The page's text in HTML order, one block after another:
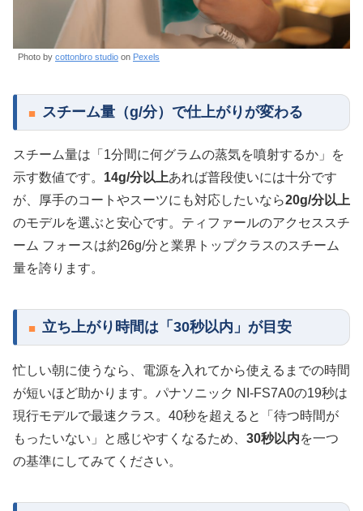
Photo by cottonbro studio on Pexels
スチーム量（g/分）で仕上がりが変わる
スチーム量は「1分間に何グラムの蒸気を噴射するか」を
示す数値です。 14g/分以上あれば普段使いには十分です
が、厚手のコートやスーツにも対応したいなら20g/分以上
のモデルを選ぶと安心です。ティファールのアクセススチ
ーム フォースは約26g/分と業界トップクラスのスチーム
量を誇ります。
立ち上がり時間は「30秒以内」が目安
忙しい朝に使うなら、電源を入れてから使えるまでの時間
が短いほど助かります。パナソニック NI-FS7A0の19秒は
現行モデルで最速クラス。40秒を超えると「待つ時間が
もったいない」と感じやすくなるため、 30秒以内を一つ
の基準にしてみてください。